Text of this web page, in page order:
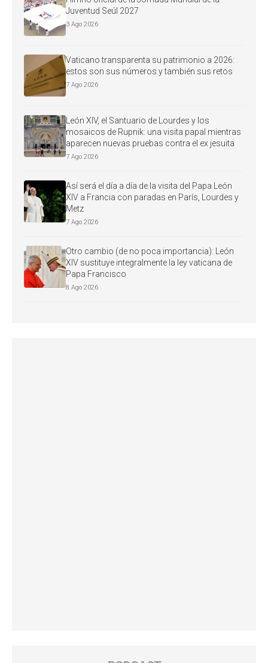
Juventud Seúl 2027
3 Ago 2026
Vaticano transparenta su patrimonio a 2026:
estos son sus números y también sus retos
7 Ago 2026
León XIV, el Santuario de Lourdes y los
mosaicos de Rupnik: una visita papal mientras
aparecen nuevas pruebas contra el ex jesuita
7 Ago 2026
Así será el día a día de la visita del Papa León
XIV a Francia con paradas en París, Lourdes y
Metz
7 Ago 2026
Otro cambio (de no poca importancia): León
XIV sustituye integralmente la ley vaticana de
Papa Francisco
8 Ago 2026